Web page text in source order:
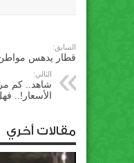
السابق:
قطار يدهس
التالي:
شاهد.. كم
الأسعار!..
مقالات أخري